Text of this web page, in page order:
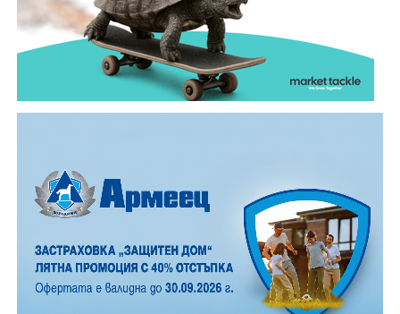
На място незабавно е бил изпратен полицейски
екип, който установил самоличността на водача. Той
е бил транспортиран в габровската болница, където
по-късно починал.
Според първоначалната информация водачът се е
Причините за инцидента са в процес на изясняване.